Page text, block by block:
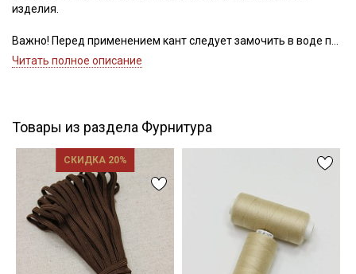
изделия.
Важно! Перед применением кант следует замочить в воде при
30С – 40С для исключения дальнейшей усадки.
Читать полное описание
Товары из раздела Фурнитура
СКИДКА 20%
Ознакомлен(а) с
ДаюСогласие на получение рекламных и
информационных рассылок